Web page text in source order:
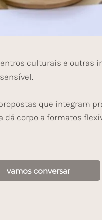
culturais e outras
que integram
corpo a formatos
vamos conversar